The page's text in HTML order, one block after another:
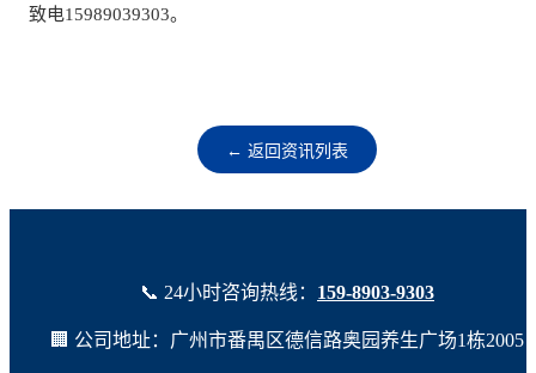
致电15989039303。
← 返回资讯列表
📞 24小时咨询热线： 159-8903-9303
🏢 公司地址：广州市番禺区德信路奥园养生广场1栋2005